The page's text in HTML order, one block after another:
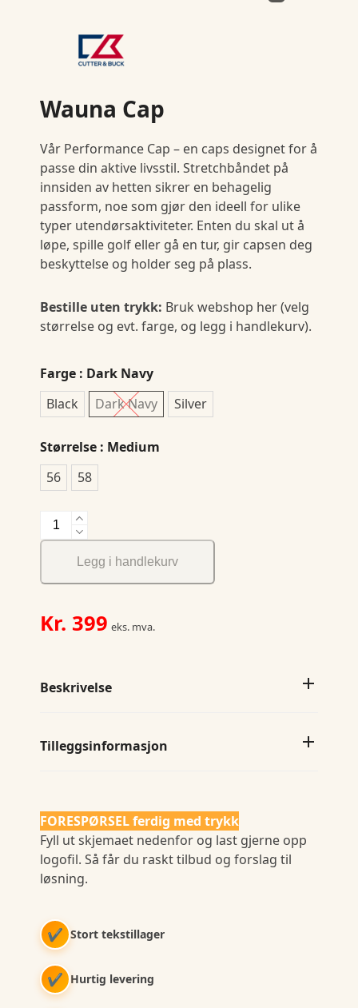
Wauna Cap
Vår Performance Cap – en caps designet for å
passe din aktive livsstil. Stretchbåndet på
innsiden av hetten sikrer en behagelig
passform, noe som gjør den ideell for ulike
typer utendørsaktiviteter. Enten du skal ut å
løpe, spille golf eller gå en tur, gir capsen deg
beskyttelse og holder seg på plass.
Bestille uten trykk: Bruk webshop her (velg
størrelse og evt. farge, og legg i handlekurv).
Farge : Dark Navy
Black
Dark Navy Silver
Størrelse : Medium
56
58
Wauna
Cap
Legg i handlekurv
Kr. 399 eks. mva.
Beskrivelse
Tilleggsinformasjon
FORESPØRSEL ferdig med trykk
Fyll ut skjemaet nedenfor og last gjerne opp
logofil. Så får du raskt tilbud og forslag til
løsning.
✔ Stort tekstillager
✔ Hurtig levering